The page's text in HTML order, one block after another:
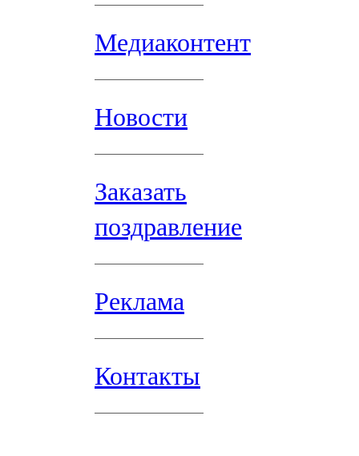
Медиаконтент
Новости
Заказать
поздравление
Реклама
Контакты